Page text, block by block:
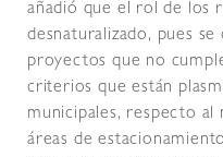
añadió que el rol de los
desnaturalizado, pues
proyectos que no
criterios que están
municipales, respecto
áreas de